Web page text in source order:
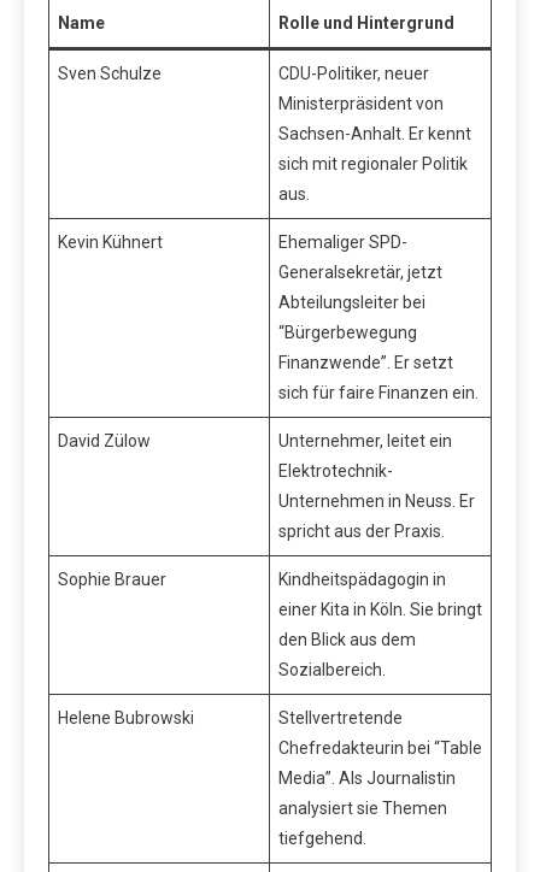
Name Rolle und Hintergrund
Sven Schulze
CDU-Politiker, neuer
Ministerpräsident von
Sachsen-Anhalt. Er kennt
sich mit regionaler Politik
aus.
Kevin Kühnert
Ehemaliger SPD-
Generalsekretär, jetzt
Abteilungsleiter bei
“Bürgerbewegung
Finanzwende”. Er setzt
sich für faire Finanzen ein.
David Zülow
Unternehmer, leitet ein
Elektrotechnik-
Unternehmen in Neuss. Er
spricht aus der Praxis.
Sophie Brauer
Kindheitspädagogin in
einer Kita in Köln. Sie bringt
den Blick aus dem
Sozialbereich.
Helene Bubrowski
Stellvertretende
Chefredakteurin bei “Table
Media”. Als Journalistin
analysiert sie Themen
tiefgehend.